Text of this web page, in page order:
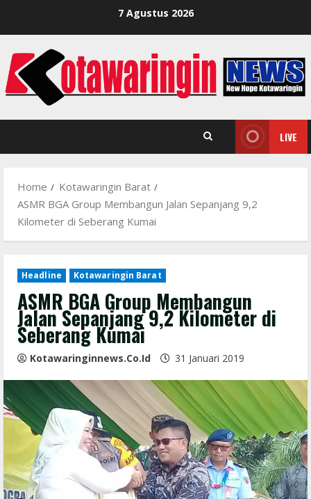
7 Agustus 2026
LIVE
Home
Kotawaringin Barat
ASMR BGA Group Membangun Jalan Sepanjang 9,2
Kilometer di Seberang Kumai
Headline Kotawaringin Barat
ASMR BGA Group Membangun
Jalan Sepanjang 9,2 Kilometer di
Seberang Kumai
Kotawaringinnews.co.id 31 Januari 2019